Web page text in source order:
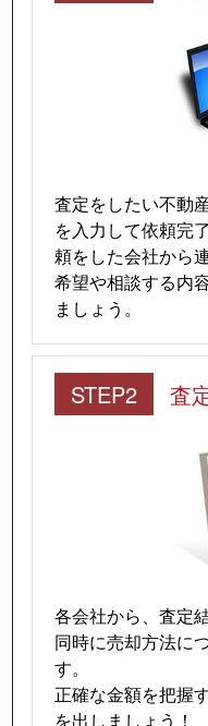
査定をしたい不動
を入力して依頼完
頼をした会社から
希望や相談する内
ましょう。
STEP2 査
各会社から、査定
同時に売却方法に
す。
正確な金額を把握
を出しましょう！